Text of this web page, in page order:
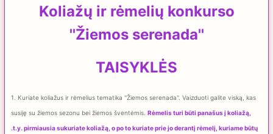
Koliažų ir rėmelių konkurso
''Žiemos serenada''
TAISYKLĖS
1. Kuriate koliažus ir rėmelius tematika ''Žiemos serenada''. Vaizduoti galite viską, kas
susiję su žiemos sezonu bei žiemos šventėmis. Rėmelis turi būti panašus į koliažą,
.t.y. pirmiausia sukuriate koliažą, o po to kuriate prie jo derantį rėmelį, kuriame būtų